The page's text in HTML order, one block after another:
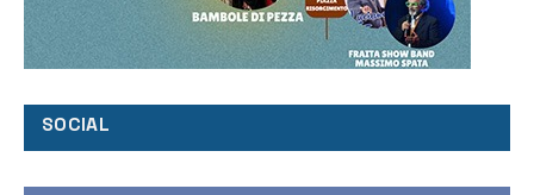
SOCIAL